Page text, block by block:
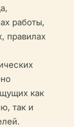
работы,
правилах
как
так и